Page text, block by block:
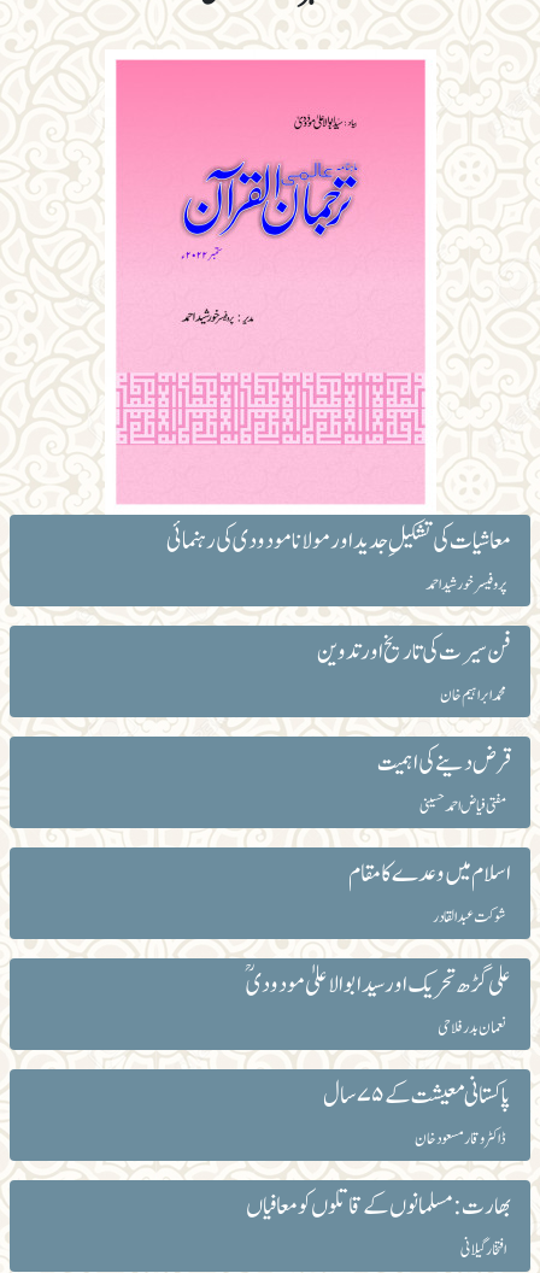
معاشیات کی تشکیلِ جدید اور مولانا مودودی کی رہنمائی
پروفیسر خورشید احمد
فن سیرت کی تاریخ اور تدوین
محمد ابراہیم خان
قرض دینے کی اہمیت
مفتی فیاض احمد حسینی
اسلام میں وعدے کا مقام
شوکت عبدالقادر
علی گڑھ تحریک اور سید ابوالاعلیٰ مودودی ؒ
نعمان بدر فلاحی
پاکستانی معیشت کے ۷۵سال
ڈاکٹر وقار مسعود خان
بھارت: مسلمانوں کے قاتلوں کو معافیاں
افتخار گیلانی